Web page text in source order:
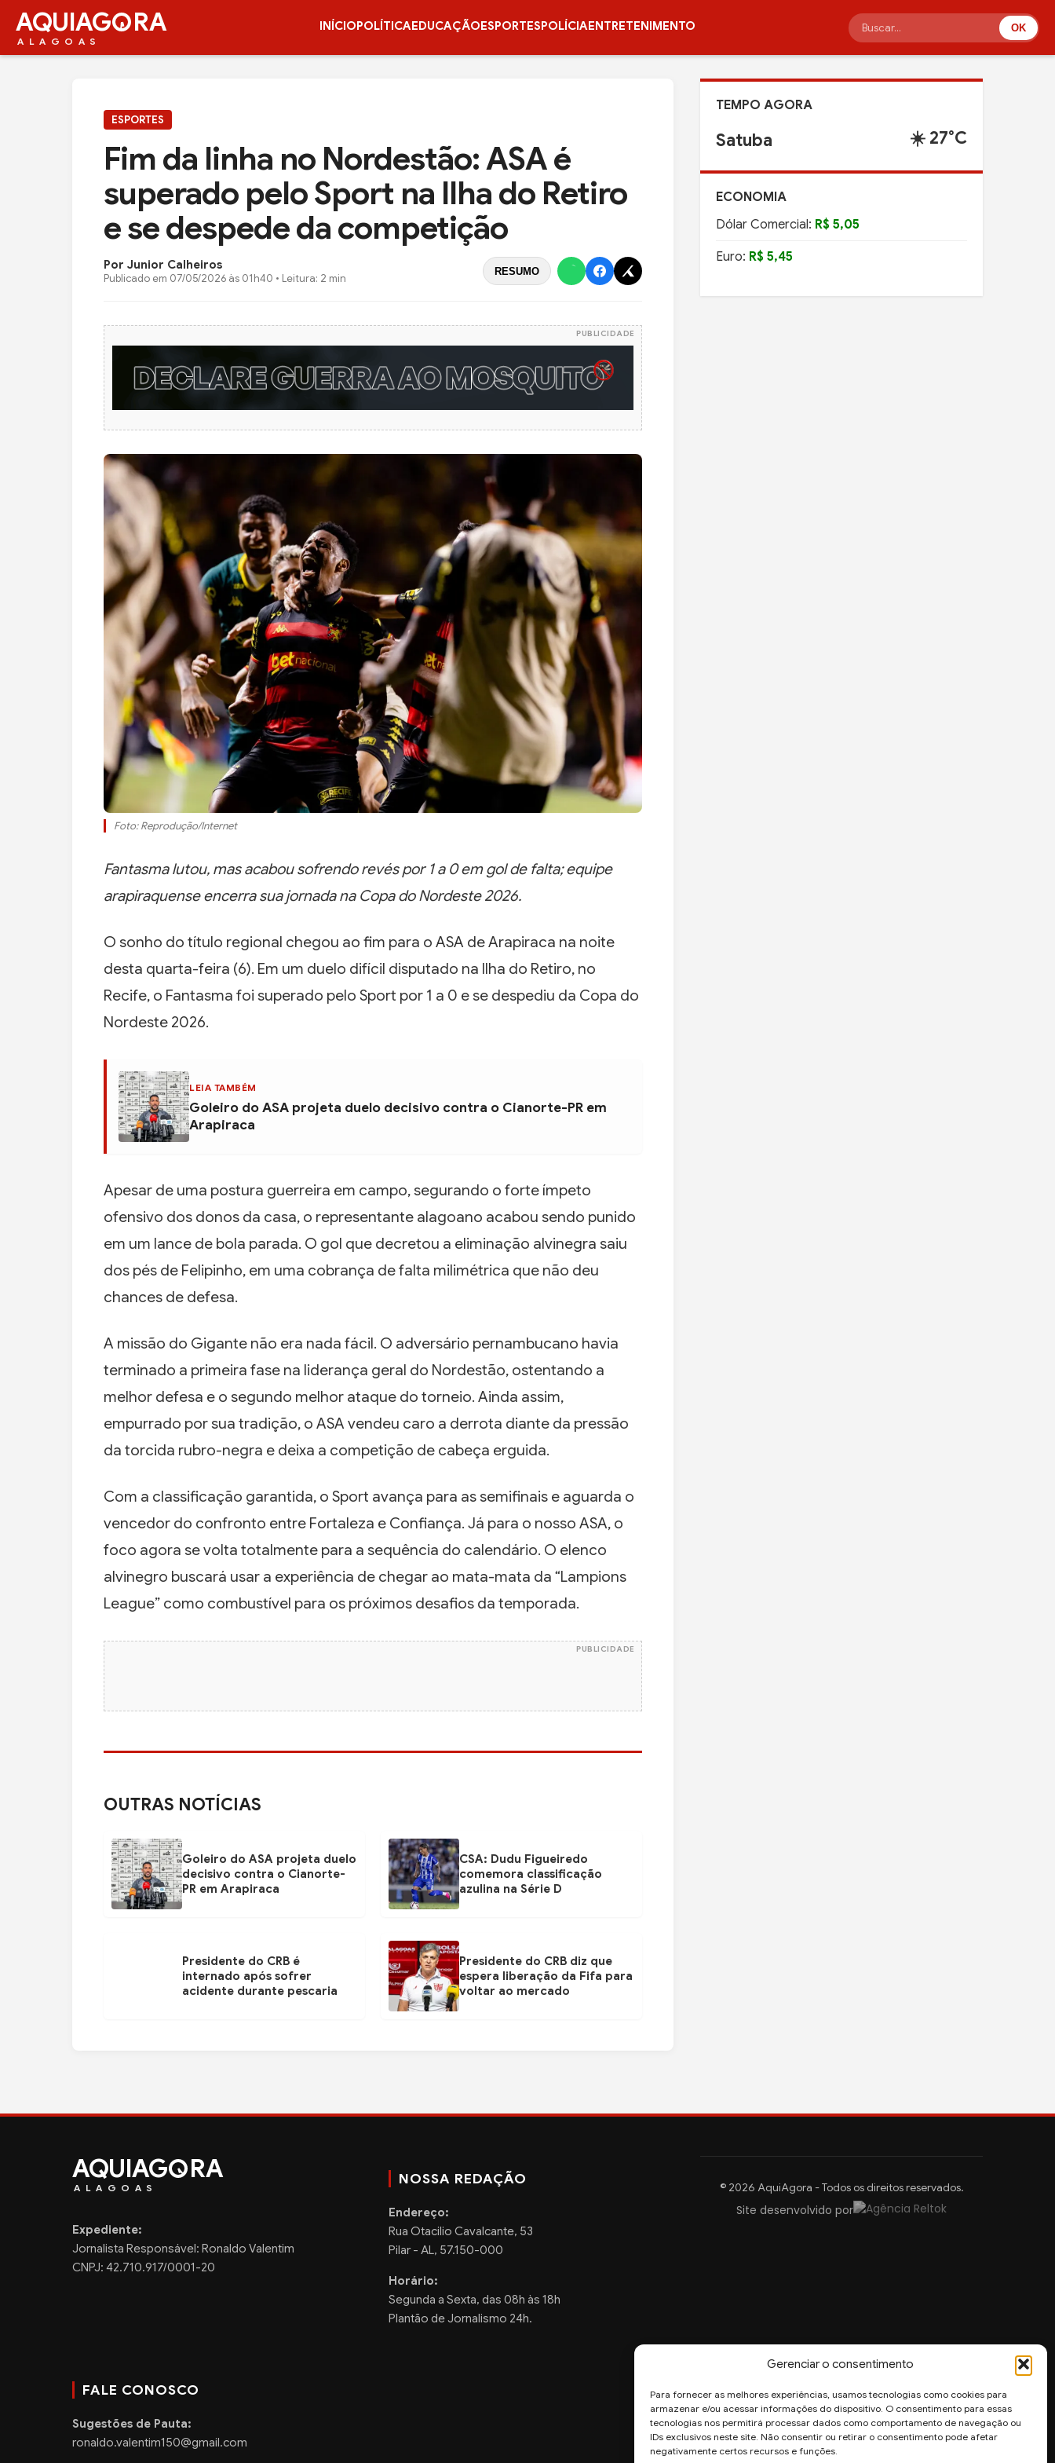
Gerenciar o consentimento
Para fornecer as melhores experiências, usamos tecnologias como cookies para
armazenar e/ou acessar informações do dispositivo. O consentimento para essas
tecnologias nos permitirá processar dados como comportamento de navegação ou
IDs exclusivos neste site. Não consentir ou retirar o consentimento pode afetar
negativamente certos recursos e funções.
AQUIAG RA
ALAGOAS
INÍCIOPOLÍTICAEDUCAÇÃOESPORTESPOLÍCIAENTRETENIMENTO OK
ESPORTES
Fim da linha no Nordestão: ASA é
superado pelo Sport na Ilha do Retiro
e se despede da competição
Por Junior Calheiros
Publicado em 07/05/2026 às 01h40 • Leitura: 2 min
RESUMO
PUBLICIDADE
Foto: Reprodução/Internet
Fantasma lutou, mas acabou sofrendo revés por 1 a 0 em gol de falta; equipe
arapiraquense encerra sua jornada na Copa do Nordeste 2026.
O sonho do título regional chegou ao fim para o ASA de Arapiraca na noite
desta quarta-feira (6). Em um duelo difícil disputado na Ilha do Retiro, no
Recife, o Fantasma foi superado pelo Sport por 1 a 0 e se despediu da Copa do
Nordeste 2026.
LEIA TAMBÉM
Goleiro do ASA projeta duelo decisivo contra o Cianorte-PR em
Arapiraca
Apesar de uma postura guerreira em campo, segurando o forte ímpeto
ofensivo dos donos da casa, o representante alagoano acabou sendo punido
em um lance de bola parada. O gol que decretou a eliminação alvinegra saiu
dos pés de Felipinho, em uma cobrança de falta milimétrica que não deu
chances de defesa.
A missão do Gigante não era nada fácil. O adversário pernambucano havia
terminado a primeira fase na liderança geral do Nordestão, ostentando a
melhor defesa e o segundo melhor ataque do torneio. Ainda assim,
empurrado por sua tradição, o ASA vendeu caro a derrota diante da pressão
da torcida rubro-negra e deixa a competição de cabeça erguida.
Com a classificação garantida, o Sport avança para as semifinais e aguarda o
vencedor do confronto entre Fortaleza e Confiança. Já para o nosso ASA, o
foco agora se volta totalmente para a sequência do calendário. O elenco
alvinegro buscará usar a experiência de chegar ao mata-mata da “Lampions
League” como combustível para os próximos desafios da temporada.
PUBLICIDADE
OUTRAS NOTÍCIAS
Goleiro do ASA projeta duelo
decisivo contra o Cianorte-
PR em Arapiraca
CSA: Dudu Figueiredo
comemora classificação
azulina na Série D
Presidente do CRB é
internado após sofrer
acidente durante pescaria
Presidente do CRB diz que
espera liberação da Fifa para
voltar ao mercado
TEMPO AGORA
Satuba ☀️ 27°C
ECONOMIA
Dólar Comercial: R$ 5,05
Euro: R$ 5,45
AQUIAG RA
ALAGOAS
Expediente:
Jornalista Responsável: Ronaldo Valentim
CNPJ: 42.710.917/0001-20
NOSSA REDAÇÃO
Endereço:
Rua Otacilio Cavalcante, 53
Pilar - AL, 57.150-000
Horário:
Segunda a Sexta, das 08h às 18h
Plantão de Jornalismo 24h.
FALE CONOSCO
Sugestões de Pauta:
ronaldo.valentim150@gmail.com
© 2026 AquiAgora - Todos os direitos reservados.
Site desenvolvido por